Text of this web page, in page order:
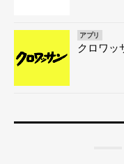
アプリ
クロワッ